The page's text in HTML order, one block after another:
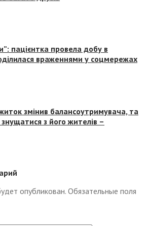
пацієнтка провела добу в
враженнями у соцмережах
змінив балансоутримувача, та
з його жителів –
опубликован. Обязательные поля